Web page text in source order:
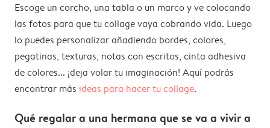
Escoge un corcho, una tabla o un marco y ve colocando
las fotos para que tu collage vaya cobrando vida. Luego
lo puedes personalizar añadiendo bordes, colores,
pegatinas, texturas, notas con escritos, cinta adhesiva
de colores... ¡deja volar tu imaginación! Aquí podrás
encontrar más ideas para hacer tu collage.
Qué regalar a una hermana que se va a vivir a